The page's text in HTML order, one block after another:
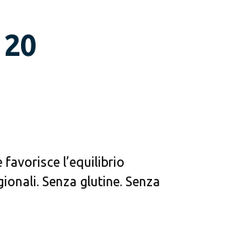
l’equilibrio
Senza glutine. Senza